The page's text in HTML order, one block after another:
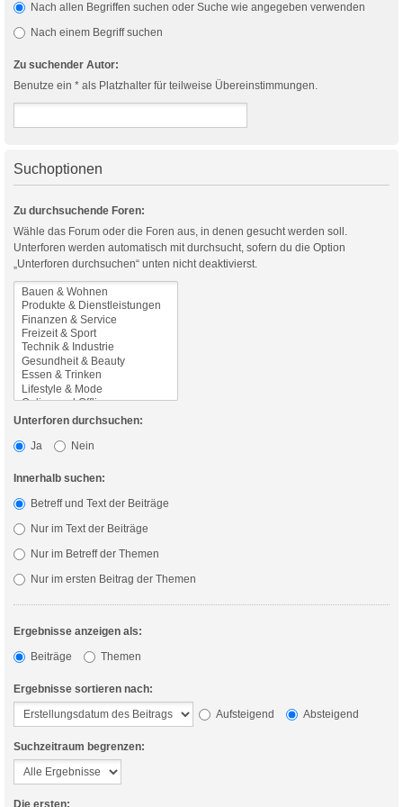
Nach allen Begriffen suchen oder Suche wie angegeben verwenden
Nach einem Begriff suchen
Zu suchender Autor:
Benutze ein * als Platzhalter für teilweise Übereinstimmungen.
Suchoptionen
Zu durchsuchende Foren:
Wähle das Forum oder die Foren aus, in denen gesucht werden soll.
Unterforen werden automatisch mit durchsucht, sofern du die Option
„Unterforen durchsuchen“ unten nicht deaktivierst.
Unterforen durchsuchen:
Ja
Nein
Innerhalb suchen:
Betreff und Text der Beiträge
Nur im Text der Beiträge
Nur im Betreff der Themen
Nur im ersten Beitrag der Themen
Ergebnisse anzeigen als:
Beiträge
Themen
Ergebnisse sortieren nach:
Aufsteigend
Absteigend
Suchzeitraum begrenzen:
Die ersten: